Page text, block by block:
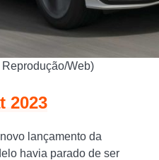
Web)
2023
lançamento da
havia parado de ser